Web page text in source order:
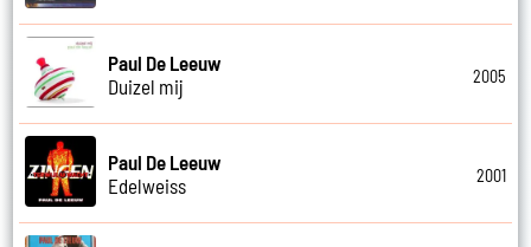
Paul De Leeuw
Duizel mij
2005
Paul De Leeuw
Edelweiss
2001